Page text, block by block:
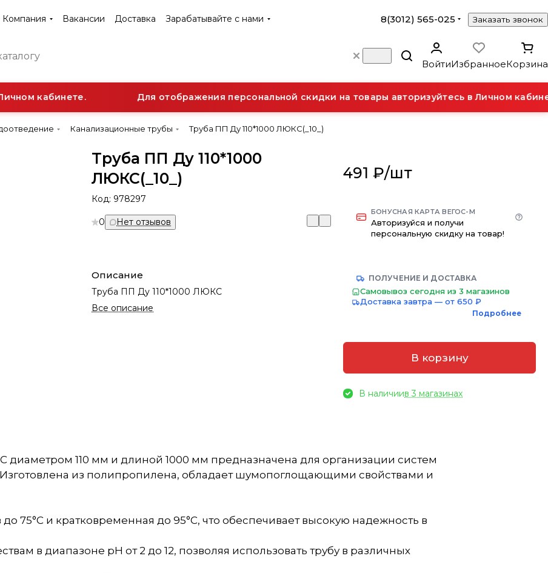
Компания Вакансии Доставка Зарабатывайте с нами 8(3012) 565-025 Заказать звонок
ВойтиИзбранноеКорзина
кабинете. Для отображения персональной скидки на товары авторизуйтесь в Личном
Канализационные трубы Труба ПП Ду 110*1000 ЛЮКС(_10_)
Труба ПП Ду 110*1000
ЛЮКС(_10_)
Код: 978297
0 Нет отзывов
Описание
Труба ПП Ду 110*1000 ЛЮКС
Все описание
491 ₽/шт
БОНУСНАЯ КАРТА ВЕГОС-М
Авторизуйся и получи
персональную скидку на товар!
ПОЛУЧЕНИЕ И ДОСТАВКА
Самовывоз сегодня из 3 магазинов
Доставка завтра — от 650 ₽
Подробнее
В корзину
В наличиив 3 магазинах
110 мм и длиной 1000 мм предназначена для организации систем
из полипропилена, обладает шумопоглощающими свойствами и
75°C и кратковременная до 95°C, что обеспечивает высокую надежность в
в диапазоне pH от 2 до 12, позволяя использовать трубу в различных